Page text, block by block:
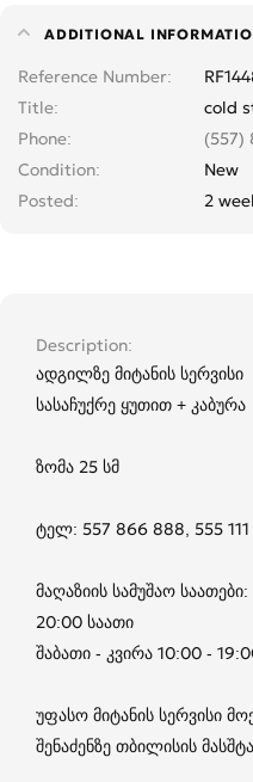
ADDITIONAL
Reference Number
Title
cold
Phone
(557)
Condition
New
Posted
2
Description
ადგილზე მიტანის სერვისი
სასაჩუქრე ყუთით + კაბურა
ზომა 25 სმ
ტელ: 557 866 888, 555
მაღაზიის სამუშაო
20:00 საათი
შაბათი - კვირა 10:00 -
უფასო მიტანის სერვისი
შენაძენზე თბილისის